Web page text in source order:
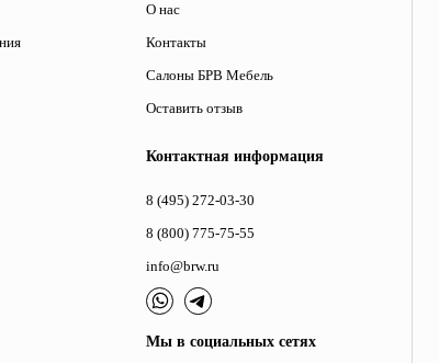
О нас
Контакты
Салоны БРВ Мебель
Оставить отзыв
Контактная информация
8 (495) 272-03-30
8 (800) 775-75-55
info@brw.ru
Мы в социальных сетях